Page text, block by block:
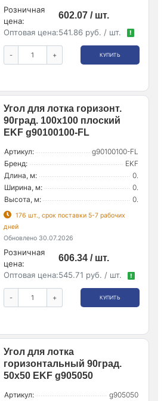
Розничная
цена:
602.07 / шт.
Оптовая цена:541.86 руб. / шт. !
- + КУПИТЬ
Угол для лотка горизонт.
90град. 100х100 плоский
EKF g90100100-FL
Артикул:
g90100100-FL
Бренд:
EKF
Длина, м:
0.
Ширина, м:
0.
Высота, м:
0.
176 шт., срок поставки 5-7 рабочих
дней
Обновлено 30.07.2026
Розничная
цена:
606.34 / шт.
Оптовая цена:545.71 руб. / шт. !
- + КУПИТЬ
Угол для лотка
горизонтальный 90град.
50х50 EKF g905050
Артикул:
g905050